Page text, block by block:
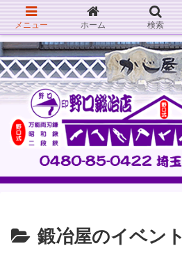
鍛冶屋のイベント
メニュー ホーム 検索